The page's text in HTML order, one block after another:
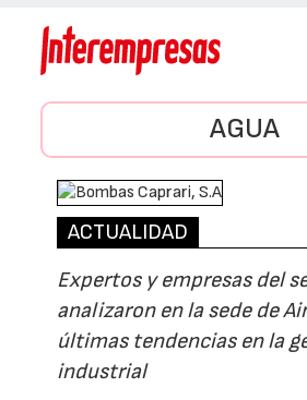
AGUA
ACTUALIDAD
Expertos y empresas del
analizaron en la sede de
últimas tendencias en la
industrial